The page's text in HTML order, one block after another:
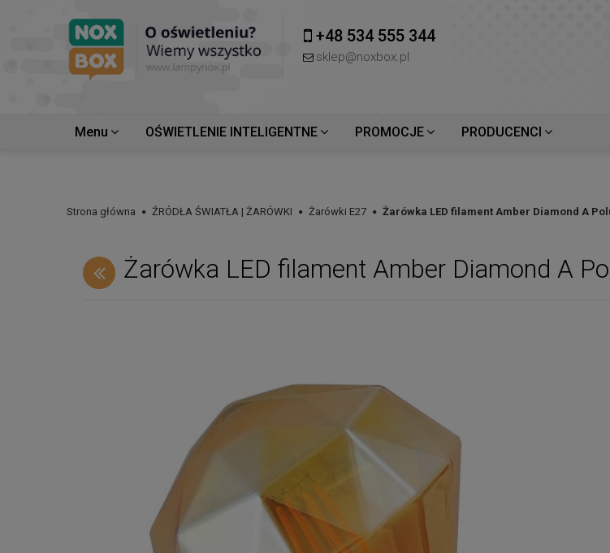
+48 534 555 344
sklep@noxbox.pl
Menu OŚWIETLENIE INTELIGENTNE PROMOCJE PRODUCENCI
Strona główna ŹRÓDŁA ŚWIATŁA | ŻARÓWKI Żarówki E27 Żarówka LED filament Amber Diamond A
Żarówka LED filament Amber Diamond A